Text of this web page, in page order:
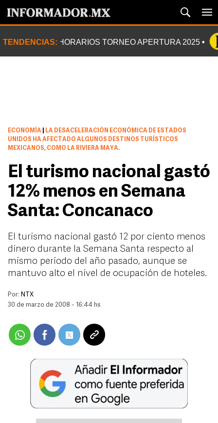
TENDENCIAS: HORARIOS TORNEO APERTURA 2025
ECONOMÍA
LA DESACELERACIÓN ECONÓMICA DE ESTADOS
UNIDOS HA AFECTADO ALGUNOS DESTINOS TURÍSTICOS
MEXICANOS, COMO LA RIVIERA MAYA.
El turismo nacional gastó
12% menos en Semana
Santa: Concanaco
El turismo nacional gastó 12 por ciento menos
dinero durante la Semana Santa respecto al
mismo periodo del año pasado, aunque se
mantuvo alto el nivel de ocupación de hoteles.
Por: NTX
30 de marzo de 2008 - 16:44 hs